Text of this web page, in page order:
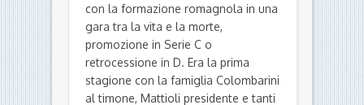
con la formazione romagnola in una
gara tra la vita e la morte,
promozione in Serie C o
retrocessione in D. Era la prima
stagione con la famiglia Colombarini
al timone, Mattioli presidente e tanti